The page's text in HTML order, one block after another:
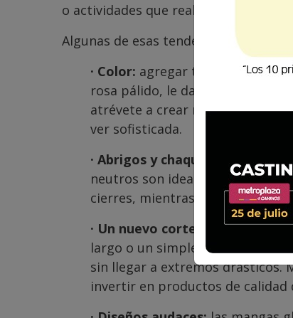
o actividades que realizas en tu día a
Algunas de esas tendencias pueden
· Color: agregar tonos como el
rosa pálido, le darán un toque
atrévete a crear mezclas de
ver sofisticada.
· Abrigos y chaquetas de piel:
neutros son ideales para lograr
cierres, mientras más delicados
· Un nuevo corte de cabello:
largo o un simple despunte
sin llegar a extremos drásticos.
invertir en productos de